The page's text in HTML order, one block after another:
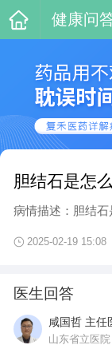
健康问
胆结石是怎
病情描述：胆结
2025-02-19 15:08
医生回答
咸国哲 主任
山东省立医